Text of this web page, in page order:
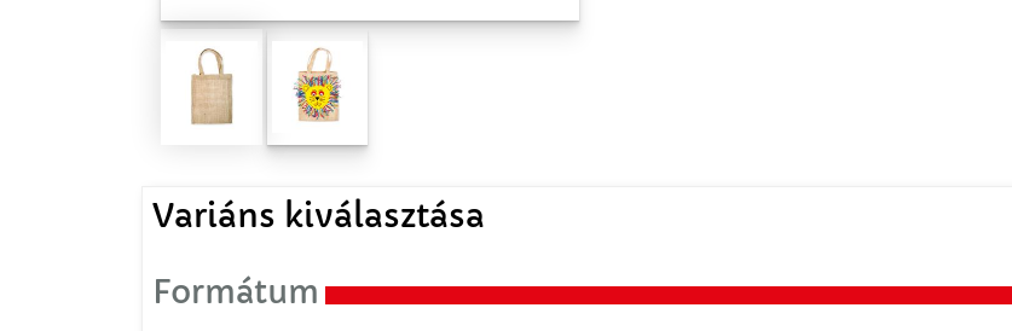
Variáns kiválasztása
Formátum